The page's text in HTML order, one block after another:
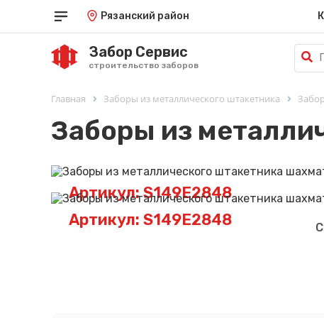
Рязанский район
Забор Сервис
строительство заборов
Главная Заборы из металлического штакетника
Заборы из
Артикул: S149E2848
Артикул: S149E2848